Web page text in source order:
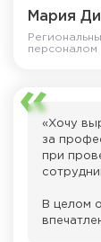
Мария
персоналом
«Хочу
за
при
В целом